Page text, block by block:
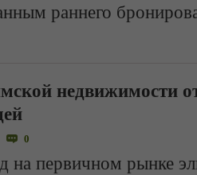
раннего
недвижимости
0
на первичном рынке